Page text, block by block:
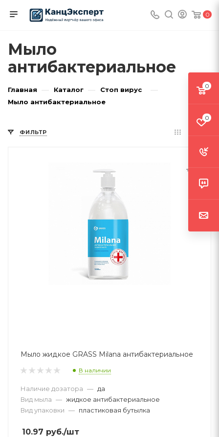
0
Мыло
антибактериальное
Главная — Каталог — Стоп вирус —
Мыло антибактериальное
ФИЛЬТР
Мыло жидкое GRASS Milana антибактериальное
В наличии
Наличие дозатора — да
Вид мыла — жидкое антибактериальное
Вид упаковки — пластиковая бутылка
10.97 руб./шт
0
0